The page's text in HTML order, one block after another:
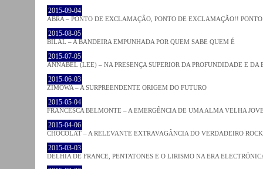
2015-09-04
ABRA – PONTO DE EXCLAMAÇÃO, PONTO DE EXCLAMAÇÃO!!
2015-08-05
BILAL – A BANDEIRA EMPUNHADA POR QUEM SABE QUEM É
2015-07-05
ANNABEL (LEE) – NA PRESENÇA SUPERIOR DA PROFUNDIDADE E DA
2015-06-03
ZIMOWA – A SURPREENDENTE ORIGEM DO FUTURO
2015-05-04
FRANCESCA BELMONTE – A EMERGÊNCIA DE UMA ALMA VELHA
2015-04-06
CHOCOLAT – A RELEVANTE EXTRAVAGÂNCIA DO VERDADEIRO ROCK
2015-03-03
DELHIA DE FRANCE, PENTATONES E O LIRISMO NA ERA